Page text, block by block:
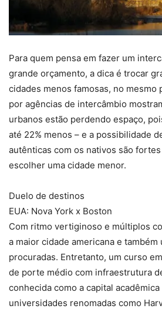
Para quem pensa em fazer um
grande orçamento, a dica é trocar
cidades menos famosas, no mesmo
por agências de intercâmbio
urbanos estão perdendo espaço,
até 22% menos – e a possibilidade
autênticas com os nativos são
escolher uma cidade menor.
Duelo de destinos
EUA: Nova York x Boston
Com ritmo vertiginoso e múltiplos
a maior cidade americana e também
procuradas. Entretanto, um curso
de porte médio com infraestrutura
conhecida como a capital
universidades renomadas como